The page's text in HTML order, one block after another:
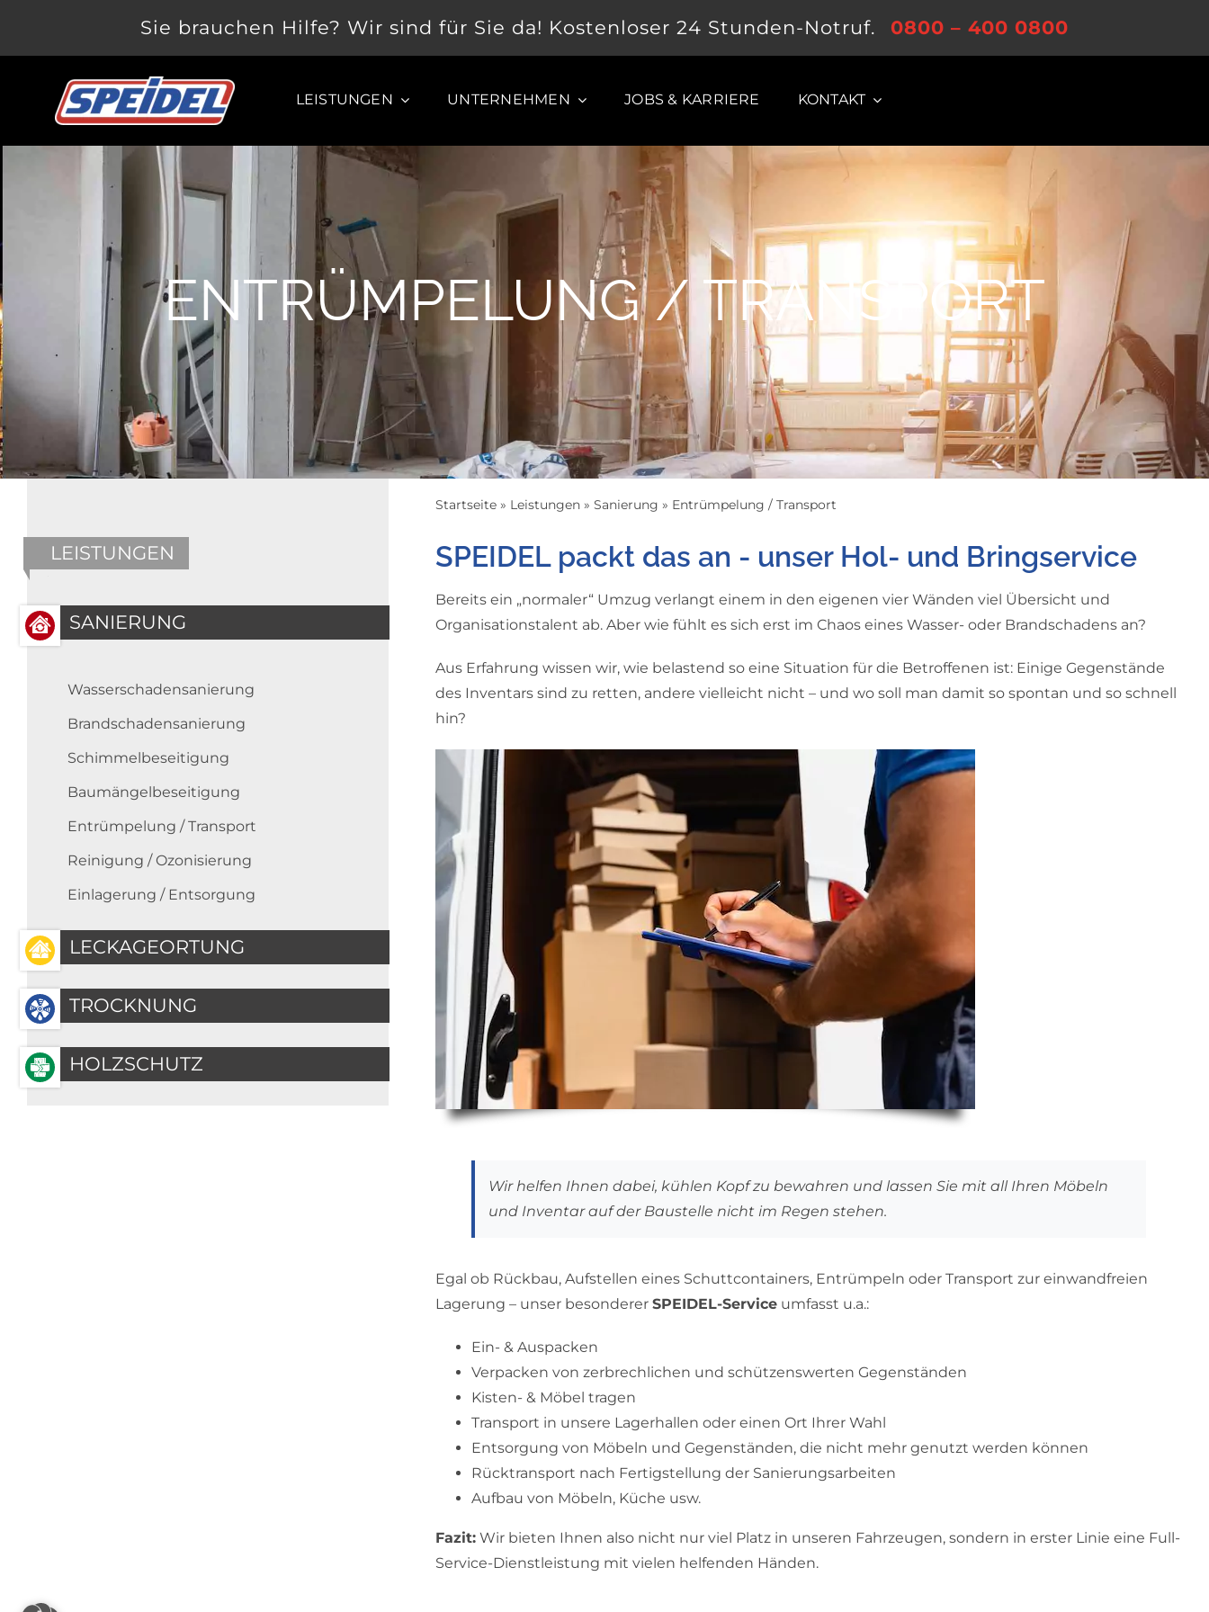
springen
Sie brauchen Hilfe? Wir sind für Sie da! Kostenloser 24 Stunden-Notruf. 0800 – 400 0800
LEISTUNGEN UNTERNEHMEN JOBS & KARRIERE KONTAKT
ENTRÜMPELUNG / TRANSPORT
LEISTUNGEN
SANIERUNG
Wasserschadensanierung
Brandschadensanierung
Schimmelbeseitigung
Baumängelbeseitigung
Entrümpelung / Transport
Reinigung / Ozonisierung
Einlagerung / Entsorgung
LECKAGEORTUNG
TROCKNUNG
HOLZSCHUTZ
Startseite» Leistungen» Sanierung » Entrümpelung / Transport
SPEIDEL packt das an - unser Hol- und Bringservice
Bereits ein „normaler“ Umzug verlangt einem in den eigenen vier Wänden viel Übersicht und
Organisationstalent ab. Aber wie fühlt es sich erst im Chaos eines Wasser- oder Brandschadens an?
Aus Erfahrung wissen wir, wie belastend so eine Situation für die Betroffenen ist: Einige Gegenstände
des Inventars sind zu retten, andere vielleicht nicht – und wo soll man damit so spontan und so schnell
hin?
Wir helfen Ihnen dabei, kühlen Kopf zu bewahren und lassen Sie mit all Ihren Möbeln
und Inventar auf der Baustelle nicht im Regen stehen.
Egal ob Rückbau, Aufstellen eines Schuttcontainers, Entrümpeln oder Transport zur einwandfreien
Lagerung – unser besonderer SPEIDEL-Serviceumfasst u.a.:
Ein- & Auspacken
Verpacken von zerbrechlichen und schützenswerten Gegenständen
Kisten- & Möbel tragen
Transport in unsere Lagerhallen oder einen Ort Ihrer Wahl
Entsorgung von Möbeln und Gegenständen, die nicht mehr genutzt werden können
Rücktransport nach Fertigstellung der Sanierungsarbeiten
Aufbau von Möbeln, Küche usw.
Fazit:Wir bieten Ihnen also nicht nur viel Platz in unseren Fahrzeugen, sondern in erster Linie eine Full-
Service-Dienstleistung mit vielen helfenden Händen.